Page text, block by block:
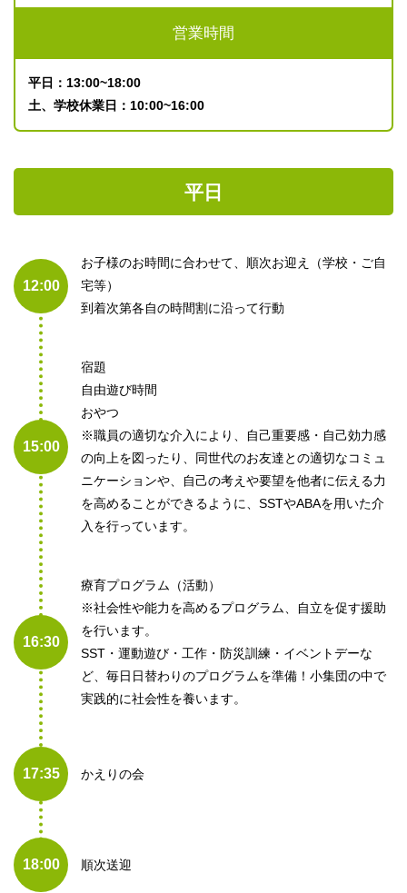
営業時間
平日：13:00~18:00
土、学校休業日：10:00~16:00
平日
12:00
お子様のお時間に合わせて、順次お迎え（学校・ご自
宅等）
到着次第各自の時間割に沿って行動
15:00
宿題
自由遊び時間
おやつ
※職員の適切な介入により、自己重要感・自己効力感
の向上を図ったり、同世代のお友達との適切なコミュ
ニケーションや、自己の考えや要望を他者に伝える力
を高めることができるように、SSTやABAを用いた介
入を行っています。
16:30
療育プログラム（活動）
※社会性や能力を高めるプログラム、自立を促す援助
を行います。
SST・運動遊び・工作・防災訓練・イベントデーな
ど、毎日日替わりのプログラムを準備！小集団の中で
実践的に社会性を養います。
17:35 かえりの会
18:00 順次送迎